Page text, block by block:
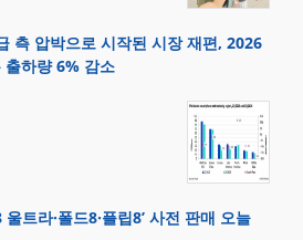
측 압박으로 시작된 시장 재편, 2026
출하량 6% 감소
트라·폴드8·플립8’ 사전 판매 오늘